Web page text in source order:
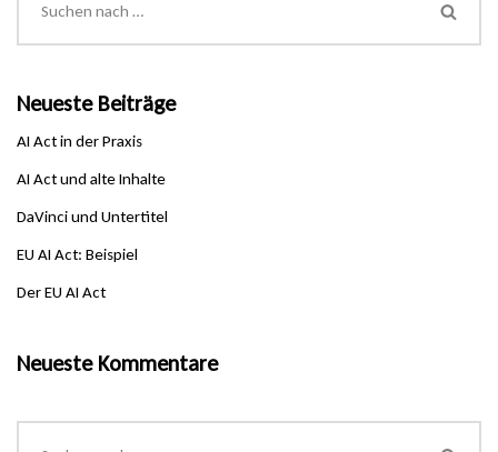
Neueste Beiträge
AI Act in der Praxis
AI Act und alte Inhalte
DaVinci und Untertitel
EU AI Act: Beispiel
Der EU AI Act
Neueste Kommentare